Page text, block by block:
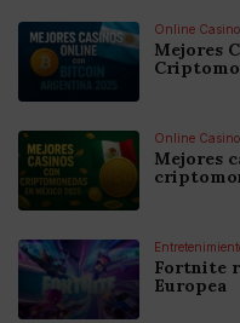
Online Casino
Mejores
Online Casino
Mejores
Fortnite
Europea